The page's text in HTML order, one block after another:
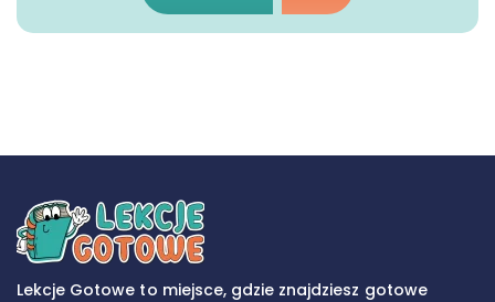
Lekcje Gotowe to miejsce, gdzie znajdziesz gotowe